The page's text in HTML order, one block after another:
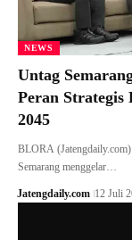
NEWS
Untag
Peran Strategis
2045
BLORA
Semarang menggelar…
Jatengdaily.com 12 Juli